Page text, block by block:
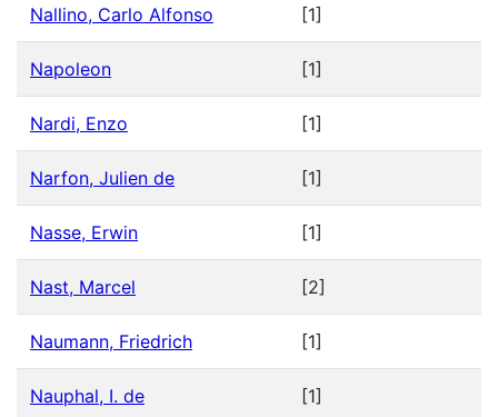
Nallino, Carlo Alfonso [1]
Napoleon [1]
Nardi, Enzo [1]
Narfon, Julien de [1]
Nasse, Erwin [1]
Nast, Marcel [2]
Naumann, Friedrich [1]
Nauphal, I. de [1]